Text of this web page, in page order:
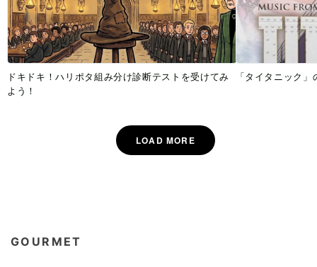
ドキドキ！ハリポタ組み分け診断テストを受けてみ
よう！
「タイタニック
GOURMET